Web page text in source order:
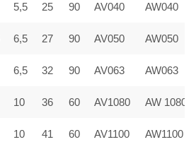
5,5 25 90 AV040 AW040
6,5 27 90 AV050 AW050
6,5 32 90 AV063 AW063
10 36 60 AV1080 AW 1080
10 41 60 AV1100 AW1100